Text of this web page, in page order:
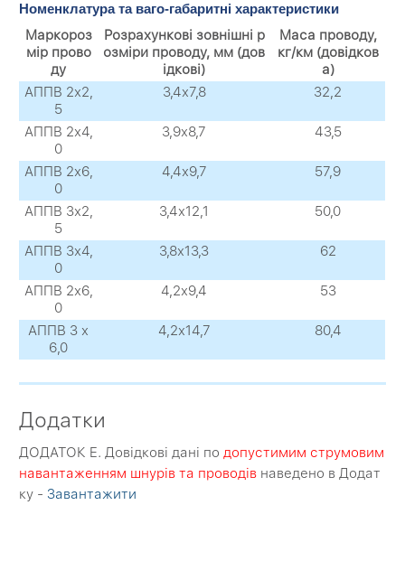
Номенклатура та ваго-габаритні характеристики
Маркороз
мір прово
ду
Розрахункові зовнішні р
озміри проводу, мм (дов
ідкові)
Маса проводу,
кг/км (довідков
а)
АППВ 2х2,
5
3,4х7,8 32,2
АППВ 2х4,
0
3,9х8,7 43,5
АППВ 2х6,
0
4,4х9,7 57,9
АППВ 3х2,
5
3,4х12,1 50,0
АППВ 3х4,
0
3,8х13,3 62
АППВ 2х6,
0
4,2х9,4 53
АППВ 3 х
6,0
4,2х14,7 80,4
Додатки
ДОДАТОК E. Довідкові дані подопустимим струмовим
навантаженням шнурів та проводів наведено в Додат
ку -Завантажити